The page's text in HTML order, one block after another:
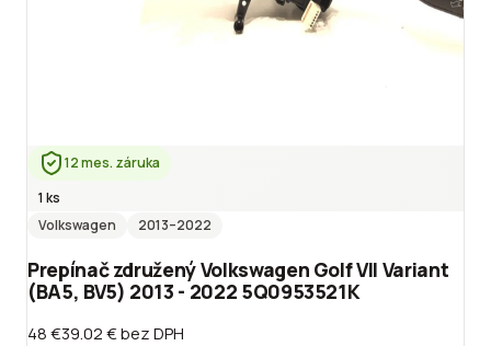
12 mes. záruka
1 ks
Volkswagen
2013–2022
Prepínač združený Volkswagen Golf VII Variant
(BA5, BV5) 2013 - 2022 5Q0953521K
48 €39.02 €bez DPH